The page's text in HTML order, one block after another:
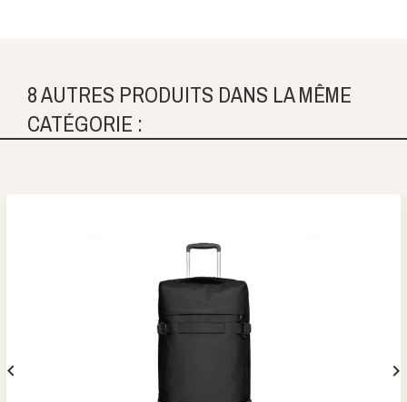
8 AUTRES PRODUITS DANS LA MÊME
CATÉGORIE :
 